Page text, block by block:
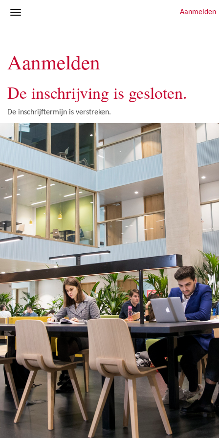
Aanmelden
Aanmelden
De inschrijving is gesloten.
De inschrijftermijn is verstreken.